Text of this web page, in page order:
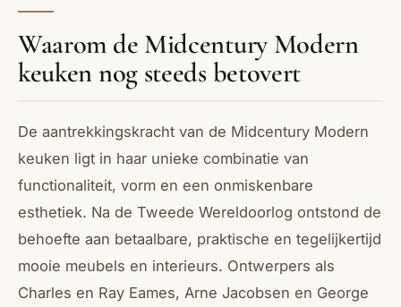
Waarom de Midcentury Modern
keuken nog steeds betovert
De aantrekkingskracht van de Midcentury Modern
keuken ligt in haar unieke combinatie van
functionaliteit, vorm en een onmiskenbare
esthetiek. Na de Tweede Wereldoorlog ontstond de
behoefte aan betaalbare, praktische en tegelijkertijd
mooie meubels en interieurs. Ontwerpers als
Charles en Ray Eames, Arne Jacobsen en George